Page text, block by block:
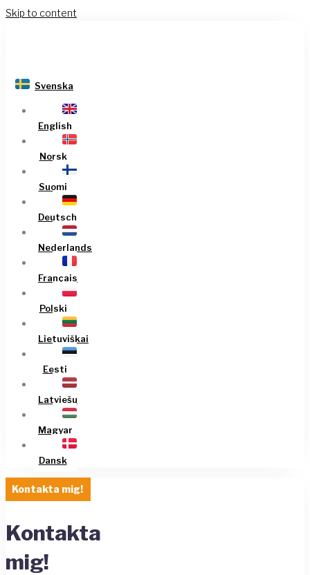
Skip to content
Svenska
English
Norsk
Suomi
Deutsch
Nederlands
Français
Polski
Lietuviškai
Eesti
Latviešu
Magyar
Dansk
Kontakta mig!
Kontakta
mig!